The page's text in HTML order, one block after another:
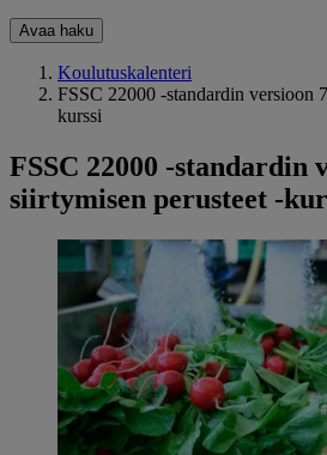
Avaa haku
Koulutuskalenteri
FSSC 22000 -standardin versioon
kurssi
FSSC 22000 -standardin
siirtymisen perusteet -